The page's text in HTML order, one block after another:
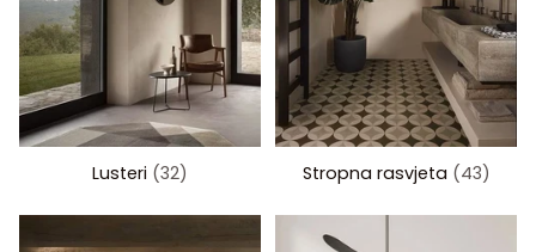
Lusteri (32) Stropna rasvjeta (43)